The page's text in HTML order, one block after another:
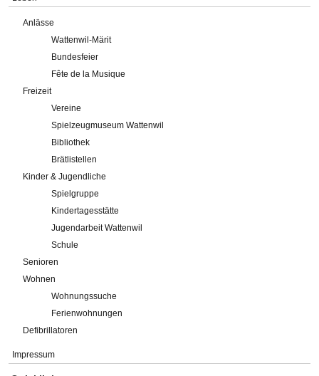
Anlässe
Wattenwil-Märit
Bundesfeier
Fête de la Musique
Freizeit
Vereine
Spielzeugmuseum Wattenwil
Bibliothek
Brätlistellen
Kinder & Jugendliche
Spielgruppe
Kindertagesstätte
Jugendarbeit Wattenwil
Schule
Senioren
Wohnen
Wohnungssuche
Ferienwohnungen
Defibrillatoren
Impressum